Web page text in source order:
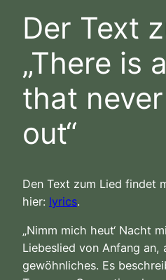
Der Text
„There is
that
out“
Den Text zum Lied findet
hier: lyrics.
„Nimm mich heut‘ Nacht
Liebeslied von Anfang an,
gewöhnliches. Es